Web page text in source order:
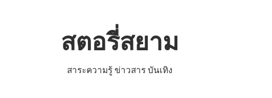
สตอรี่สยาม
สาระความรู้ ข่าวสาร บันเทิง